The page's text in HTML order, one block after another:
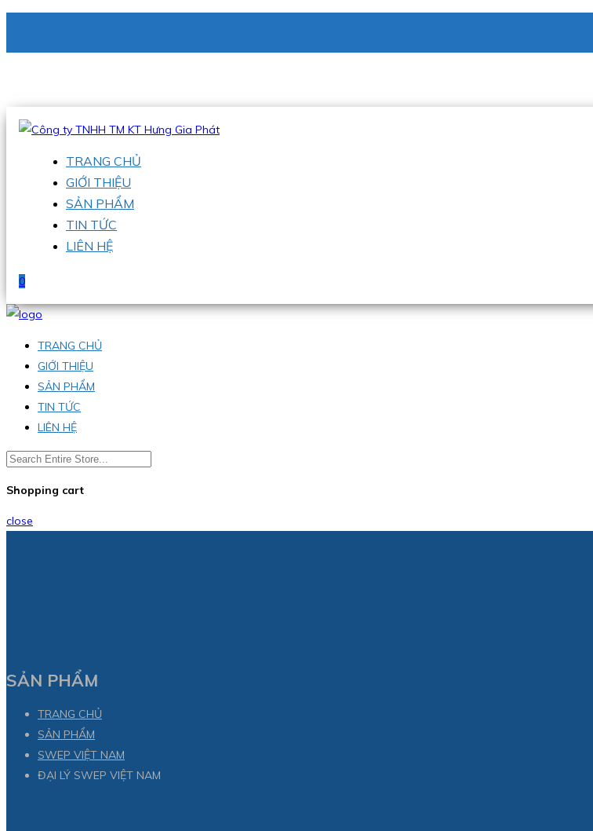
Hotline:0938 336 079
TRANG CHỦ
GIỚI THIỆU
SẢN PHẨM
TIN TỨC
LIÊN HỆ
0
TRANG CHỦ
GIỚI THIỆU
SẢN PHẨM
TIN TỨC
LIÊN HỆ
Shopping cart
close
SẢN PHẨM
TRANG CHỦ
SẢN PHẨM
SWEP VIỆT NAM
ĐẠI LÝ SWEP VIỆT NAM